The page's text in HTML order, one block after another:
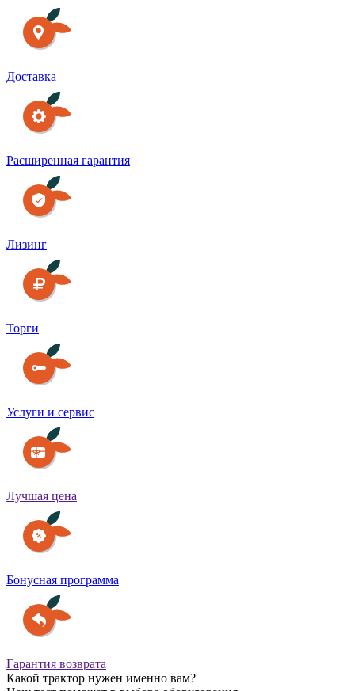
Доставка
Расширенная гарантия
Лизинг
Торги
Услуги и сервис
Лучшая цена
Бонусная программа
Гарантия возврата
Какой трактор нужен именно вам?